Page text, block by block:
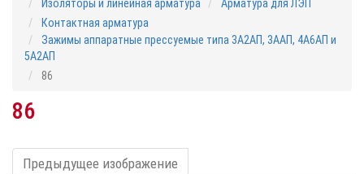
Изоляторы и линейная арматура
Арматура для ЛЭП
Контактная арматура
Зажимы аппаратные прессуемые типа 3А2АП, 3ААП, 4А6АП и
5А2АП
86
86
Предыдущее изображение